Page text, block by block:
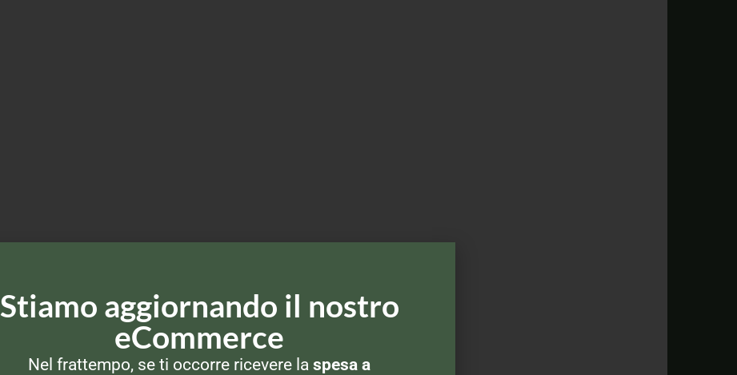
Stiamo aggiornando il nostro
eCommerce
Nel frattempo, se ti occorre ricevere la spesa a